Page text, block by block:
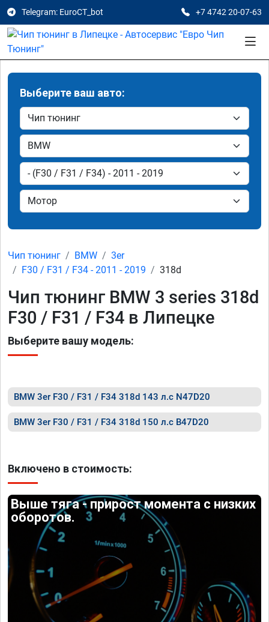
Telegram: EuroCT_bot +7 4742 20-07-63
Выберите ваш авто:
Чип тюнинг BMW
3er
F30 / F31 / F34 - 2011 - 2019
318d
Чип тюнинг BMW 3 series 318d
F30 / F31 / F34 в Липецке
Выберите вашу модель:
BMW 3er F30 / F31 / F34 318d 143 л.с N47D20
BMW 3er F30 / F31 / F34 318d 150 л.с B47D20
Включено в стоимость:
Выше тяга - прирост момента с низких
оборотов.